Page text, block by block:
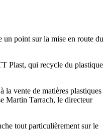
un point sur la mise en route du
Plast, qui recycle du plastique
la vente de matières plastiques
Martin Tarrach, le directeur
tout particulièrement sur le